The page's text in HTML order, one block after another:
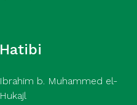
Hatibi
Ibrahim b. Muhammed el-
Hukajl